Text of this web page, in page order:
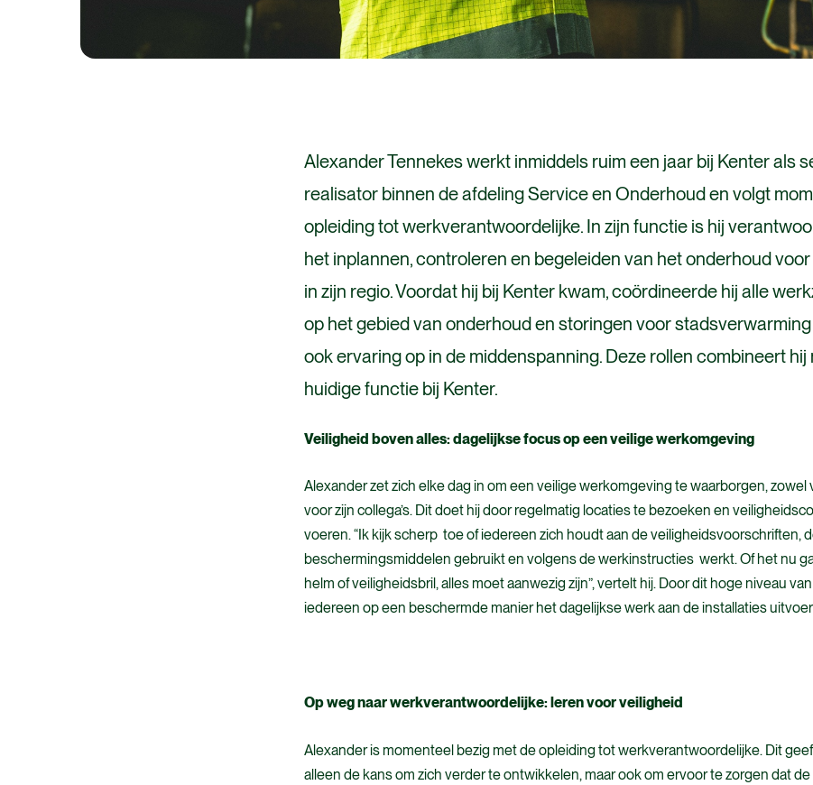
Alexander Tennekes werkt inmiddels ruim een jaar bij Kenter als
realisator binnen de afdeling Service en Onderhoud en volgt
opleiding tot werkverantwoordelijke. In zijn functie is hij
het inplannen, controleren en begeleiden van het onderhoud
in zijn regio. Voordat hij bij Kenter kwam, coördineerde hij alle
op het gebied van onderhoud en storingen voor
ook ervaring op in de middenspanning. Deze rollen combineert hij
huidige functie bij Kenter.
Veiligheid boven alles: dagelijkse focus op een veilige werkomgeving
Alexander zet zich elke dag in om een veilige werkomgeving te waarborgen, zowel
voor zijn collega’s. Dit doet hij door regelmatig locaties te bezoeken en
voeren. “Ik kijk scherp toe of iedereen zich houdt aan de veiligheidsvoorschriften,
beschermingsmiddelen gebruikt en volgens de werkinstructies werkt. Of het nu
helm of veiligheidsbril, alles moet aanwezig zijn”, vertelt hij. Door dit hoge niveau
iedereen op een beschermde manier het dagelijkse werk aan de installaties
Op weg naar werkverantwoordelijke: leren voor veiligheid
Alexander is momenteel bezig met de opleiding tot werkverantwoordelijke. Dit
alleen de kans om zich verder te ontwikkelen, maar ook om ervoor te zorgen dat